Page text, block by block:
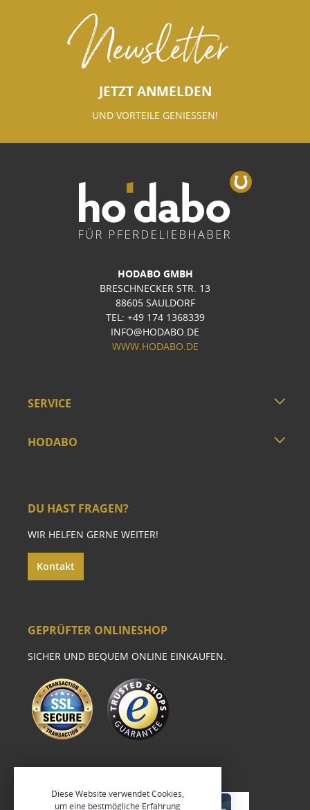
Newsletter
JETZT ANMELDEN
UND VORTEILE GENIESSEN!
HODABO GMBH
BRESCHNECKER STR. 13
88605 SAULDORF
TEL: +49 174 1368339
INFO@HODABO.DE
WWW.HODABO.DE
SERVICE
HODABO
DU HAST FRAGEN?
WIR HELFEN GERNE WEITER!
Kontakt
GEPRÜFTER ONLINESHOP
SICHER UND BEQUEM ONLINE EINKAUFEN.
Diese Website verwendet Cookies,
um eine bestmögliche Erfahrung